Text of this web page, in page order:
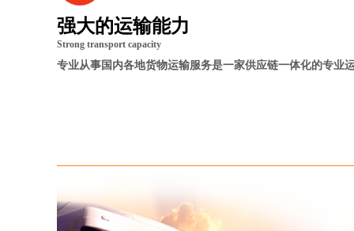
强大的运输能力
Strong transport capacity
专业从事国内各地货物运输服务是一家供应链一体化的专业